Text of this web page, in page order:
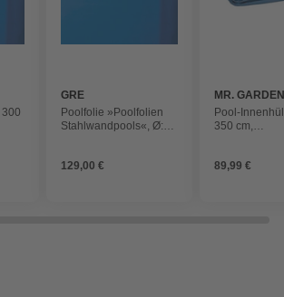
GRE
Poolfolie »Poolfolien
Stahlwandpools«, Ø:
129,00 €
MR.
Pool-
350 cm,
89,99 €